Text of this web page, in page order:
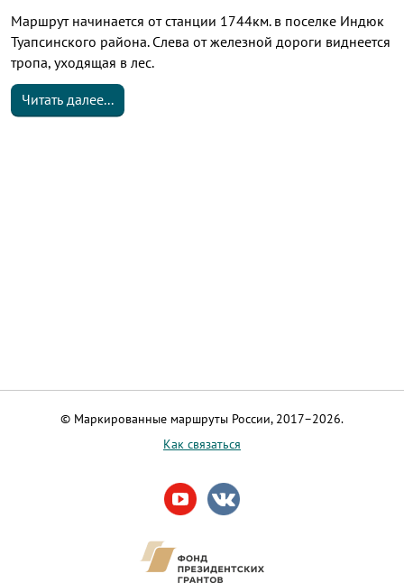
Маршрут начинается от станции 1744км. в поселке Индюк
Туапсинского района. Слева от железной дороги виднеется
тропа, уходящая в лес.
Читать далее...
© Маркированные маршруты России, 2017–2026.
Как связаться